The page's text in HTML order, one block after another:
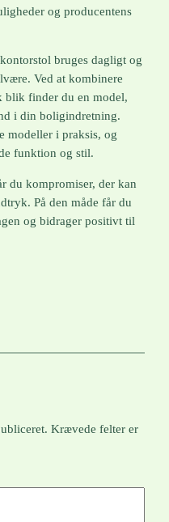
og producentens
bruges dagligt og
Ved at kombinere
blik finder du en model,
i din boligindretning.
modeller i praksis, og
funktion og stil.
du kompromiser, der kan
På den måde får du
og bidrager positivt til
Krævede felter er